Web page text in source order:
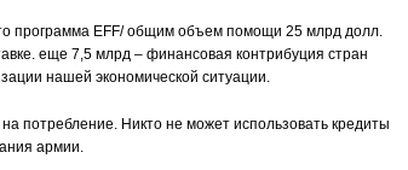
программа EFF/ общим объем помощи 25 млрд долл.
еще 7,5 млрд – финансовая контрибуция стран
нашей экономической ситуации.
на потребление. Никто не может использовать кредиты
армии.